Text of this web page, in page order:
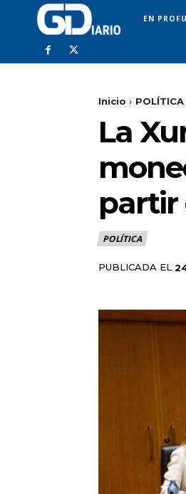
EN
Inicio POLÍTICA
La
partir
POLÍTICA
PUBLICADA EL